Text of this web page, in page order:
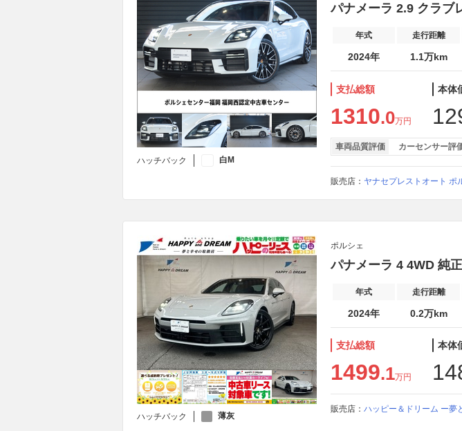
ハッチバック 白M
パナメーラ 2.9 クラ
年式 走行距離
2024年 1.1万km
支払総額
1310.0万円
本体
車両品質評価 カーセンサー評
販売店： ヤナセプレストオート
ハッチバック 薄灰
ポルシェ
パナメーラ 4 4WD 純
年式 走行距離
2024年 0.2万km
支払総額
1499.1万円
本体
販売店： ハッピー＆ドリーム ー